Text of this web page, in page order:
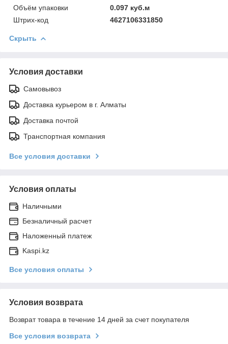
Объём упаковки
0.097 куб.м
Штрих-код
4627106331850
Скрыть
Условия доставки
Самовывоз
Доставка курьером в г. Алматы
Доставка почтой
Транспортная компания
Все условия доставки
Условия оплаты
Наличными
Безналичный расчет
Наложенный платеж
Kaspi.kz
Все условия оплаты
Условия возврата
Возврат товара в течение 14 дней за счет покупателя
Все условия возврата